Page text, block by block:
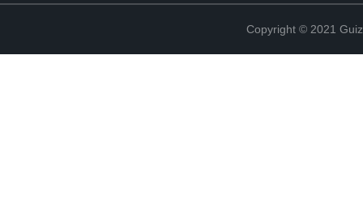
Copyright © 2021